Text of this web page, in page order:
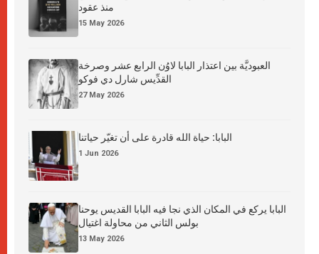
منذ عقود
15 May 2026
العبوديَّة بين اعتذار البابا لاوُن الرابع عشر وصرخة
القدِّيس شارل دي فوكو
27 May 2026
البابا: حياة الله قادرة على أن تغيّر حياتنا
1 Jun 2026
البابا يركع في المكان الذي نجا فيه البابا القديس يوحنا
بولس الثاني من محاولة اغتيال
13 May 2026